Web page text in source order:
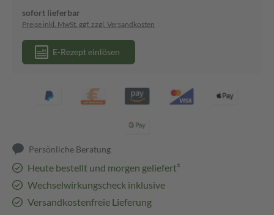
sofort lieferbar
Preise inkl. MwSt. ggf. zzgl. Versandkosten
E-Rezept einlösen
Persönliche Beratung
Heute bestellt und morgen geliefert³
Wechselwirkungscheck inklusive
Versandkostenfreie Lieferung